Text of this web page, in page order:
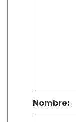
Nombre: